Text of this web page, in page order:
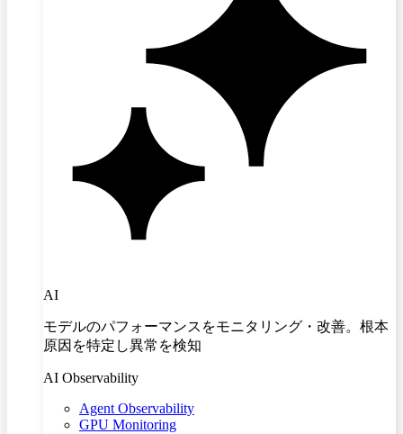
AI
モデルのパフォーマンスをモニタリング・改善。根本
原因を特定し異常を検知
AI Observability
Agent Observability
GPU Monitoring